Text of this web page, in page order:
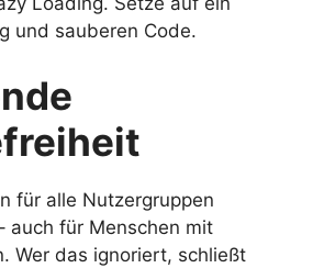
und sauberen Code.
für alle Nutzergruppen
auch für Menschen mit
Wer das ignoriert, schließt